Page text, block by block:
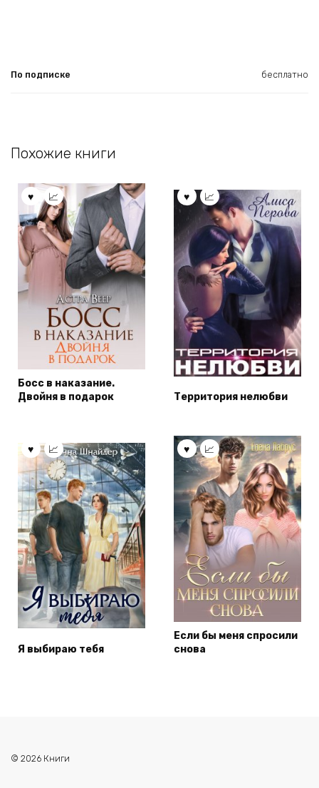
По подписке бесплатно
Похожие книги
Босс в наказание.
Двойня в подарок
Территория нелюбви
Я выбираю тебя
Если бы меня спросили
снова
© 2026 Книги